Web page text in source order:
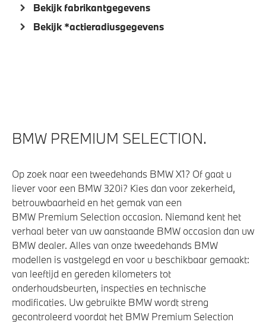
Driving Assistant Professional
Draadloos oplaadstation
Aandrijving en onderstel
Laadaansluiting AC snelladen (22 kW)
Laadkabel (Mode 3, 22kW)
Adaptief M Onderstel Professional
xDrive - Vierwielaandrijving
Veiligheid
Bekijk fabrikantgegevens
Bekijk *actieradiusgegevens
BMW PREMIUM SELECTION.
Op zoek naar een tweedehands BMW X1? Of gaat u
liever voor een BMW 320i? Kies dan voor zekerheid,
betrouwbaarheid en het gemak van een
BMW Premium Selection occasion. Niemand kent het
verhaal beter van uw aanstaande BMW occasion dan uw
BMW dealer. Alles van onze tweedehands BMW
modellen is vastgelegd en voor u beschikbaar gemaakt:
van leeftijd en gereden kilometers tot
onderhoudsbeurten, inspecties en technische
modificaties. Uw gebruikte BMW wordt streng
gecontroleerd voordat het BMW Premium Selection